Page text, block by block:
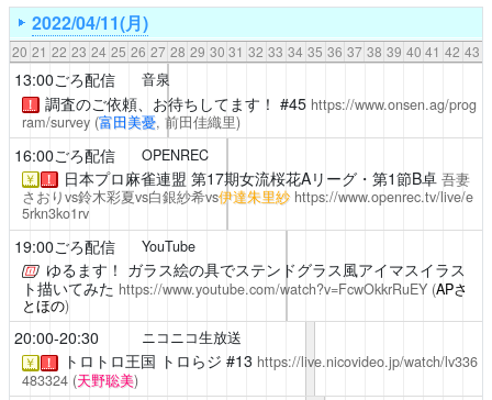
2022/04/11(月)
20 21 22 23 24 25 26 27 28 29 30 31 32 33 34 35 36 37 38 39 40 41 42 43
13:00ごろ配信 音泉
！ 調査のご依頼、お待ちしてます！ #45 https://www.onsen.ag/prog
ram/survey (富田美憂, 前田佳織里)
16:00ごろ配信 OPENREC
￥ ！ 日本プロ麻雀連盟 第17期女流桜花Aリーグ・第1節B卓 吾妻
さおりvs鈴木彩夏vs白銀紗希vs伊達朱里紗 https://www.openrec.tv/live/e
5rkn3ko1rv
19:00ごろ配信 YouTube
ゆるます！ ガラス絵の具でステンドグラス風アイマスイラス
ト描いてみた https://www.youtube.com/watch?v=FcwOkkrRuEY (APさ
とほの)
20:00-20:30 ニコニコ生放送
￥ ！ トロトロ王国 トロらジ #13 https://live.nicovideo.jp/watch/lv336
483324 (天野聡美)